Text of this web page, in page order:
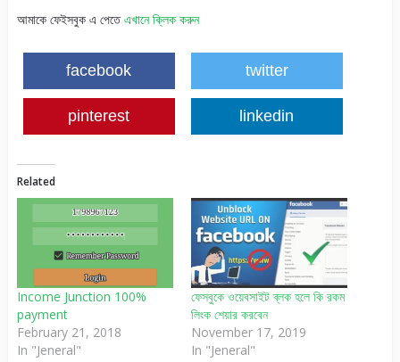
আমাকে ফেইসবুক এ পেতেএখানে ক্লিক করুন
facebook twitter
pinterest linkedin
Related
Income Junction 100%
payment
February 21, 2018
In "Jeneral"
ফেসবুকে ওয়েবসাইট ব্লক হলে কি রকম
লিংক শেয়ার করবেন
November 17, 2019
In "Jeneral"